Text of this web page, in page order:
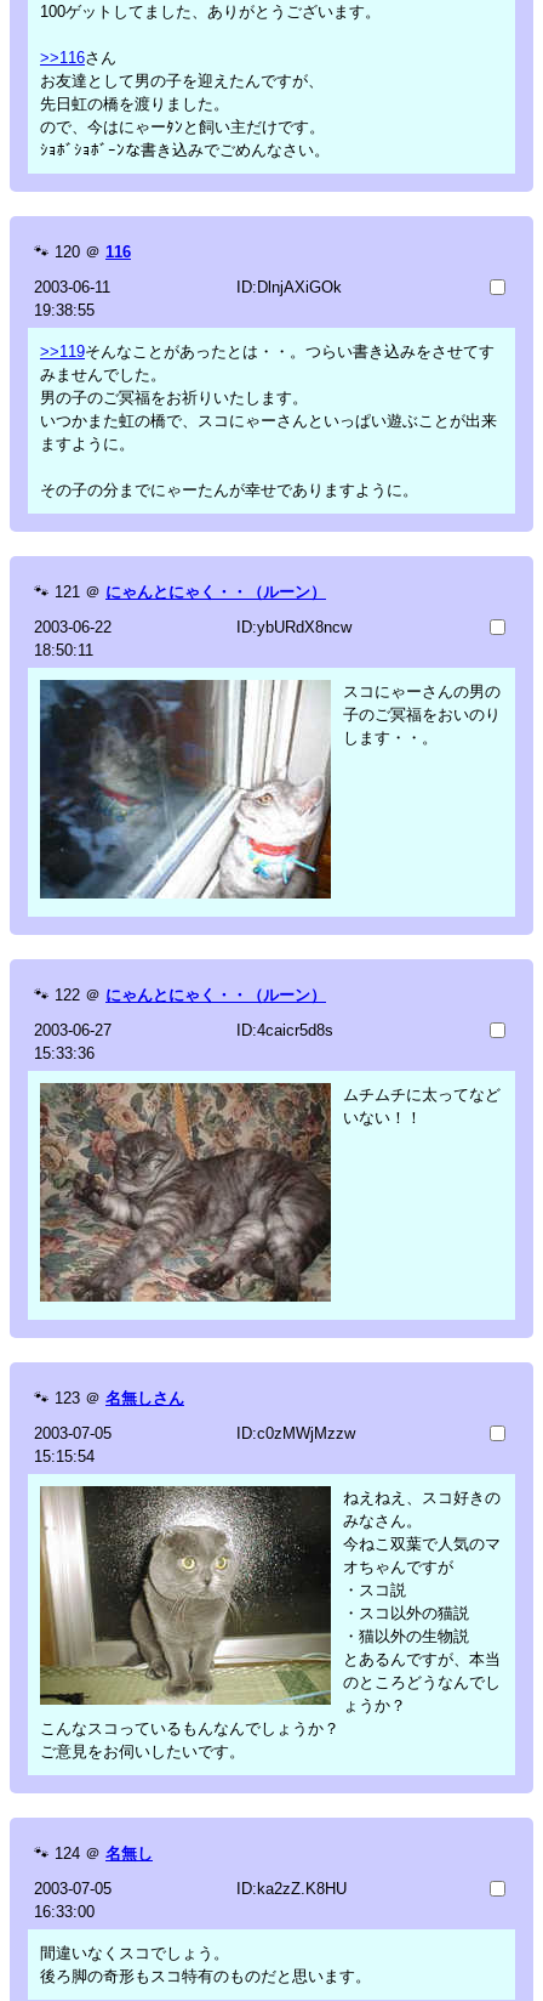
100ゲットしてました、ありがとうございます。
>>116さん
お友達として男の子を迎えたんですが、
先日虹の橋を渡りました。
ので、今はにゃーﾀﾝと飼い主だけです。
ｼｮﾎﾞｼｮﾎﾞｰﾝな書き込みでごめんなさい。
🐾 120 ＠ 116
2003-06-11
19:38:55
ID:DlnjAXiGOk
>>119そんなことがあったとは・・。つらい書き込みをさせてす
みませんでした。
男の子のご冥福をお祈りいたします。
いつかまた虹の橋で、スコにゃーさんといっぱい遊ぶことが出来
ますように。
その子の分までにゃーたんが幸せでありますように。
🐾 121 ＠ にゃんとにゃく・・（ルーン）
2003-06-22
18:50:11
ID:ybURdX8ncw
スコにゃーさんの男の
子のご冥福をおいのり
します・・。
🐾 122 ＠ にゃんとにゃく・・（ルーン）
2003-06-27
15:33:36
ID:4caicr5d8s
ムチムチに太ってなど
いない！！
🐾 123 ＠ 名無しさん
2003-07-05
15:15:54
ID:c0zMWjMzzw
ねえねえ、スコ好きの
みなさん。
今ねこ双葉で人気のマ
オちゃんですが
・スコ説
・スコ以外の猫説
・猫以外の生物説
とあるんですが、本当
のところどうなんでし
ょうか？
こんなスコっているもんなんでしょうか？
ご意見をお伺いしたいです。
🐾 124 ＠ 名無し
2003-07-05
16:33:00
ID:ka2zZ.K8HU
間違いなくスコでしょう。
後ろ脚の奇形もスコ特有のものだと思います。